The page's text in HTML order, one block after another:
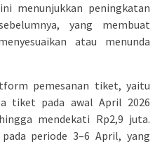
menunjukkan peningkatan
yang membuat
atau menunda
pemesanan tiket, yaitu
tiket pada awal April 2026
mendekati Rp2,9 juta.
periode 3–6 April, yang